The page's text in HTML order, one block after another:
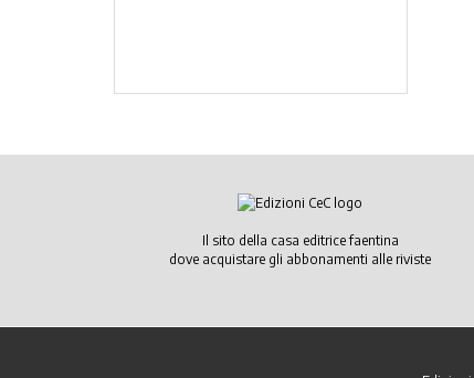
Il sito della casa editrice faentina
dove acquistare gli abbonamenti alle riviste